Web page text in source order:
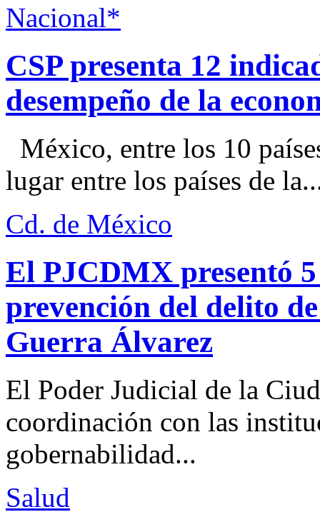
Nacional*
CSP presenta 12
desempeño de la
México, entre los 10
lugar entre los países de
Cd. de México
El PJCDMX presentó
prevención del delito
Guerra Álvarez
El Poder Judicial de la
coordinación con las
gobernabilidad...
Salud